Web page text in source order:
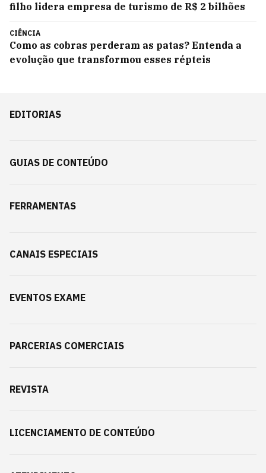
filho lidera empresa de turismo de R$ 2 bilhões
CIÊNCIA
Como as cobras perderam as patas? Entenda a
evolução que transformou esses répteis
EDITORIAS
GUIAS DE CONTEÚDO
FERRAMENTAS
CANAIS ESPECIAIS
EVENTOS EXAME
PARCERIAS COMERCIAIS
REVISTA
LICENCIAMENTO DE CONTEÚDO